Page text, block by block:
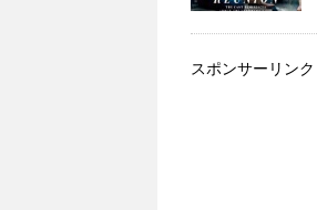
スポンサーリンク